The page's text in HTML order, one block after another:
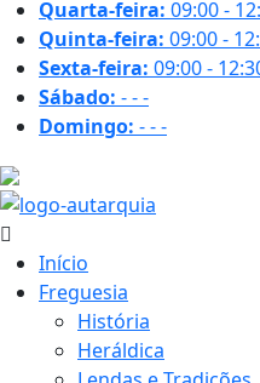
Quarta-feira: 09:00 -
Quinta-feira: 09:00 -
Sexta-feira: 09:00 -
Sábado: ---
Domingo: ---
Início
Freguesia
História
Heráldica